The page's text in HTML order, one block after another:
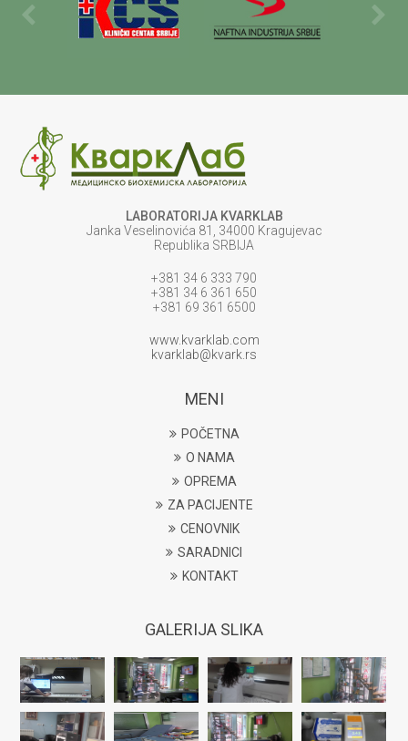
LABORATORIJA KVARKLAB
Janka Veselinovića 81, 34000 Kragujevac
Republika SRBIJA
+381 34 6 333 790
+381 34 6 361 650
+381 69 361 6500
www.kvarklab.com
kvarklab@kvark.rs
MENI
POČETNA
O NAMA
OPREMA
ZA PACIJENTE
CENOVNIK
SARADNICI
KONTAKT
GALERIJA SLIKA